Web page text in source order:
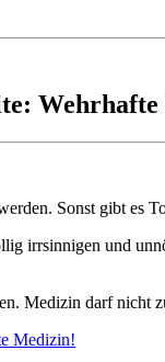
Sonst gibt es
irrsinnigen und
Medizin darf nicht
Medizin!